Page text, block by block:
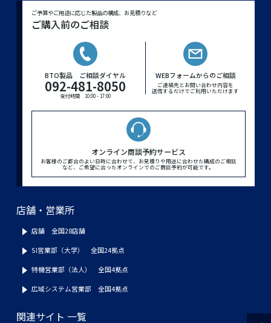
ご予算やご用途に応じた製品の構成、お見積りなど
ご購入前のご相談
BTO製品 ご相談ダイヤル
092-481-8050
受付時間 10:00 - 17:00
WEBフォームからのご相談
ご連絡先とお問い合わせ内容を
送信するだけでご利用いただけます
オンライン商談予約サービス
お客様のご都合のよい日時に合わせて、お見積りや用途に合わせた構成のご相談
など、ご希望に合ったオンラインでのご商談予約が可能です。
店舗・営業所
店舗 全国28店舗
SI営業部（大学） 全国24拠点
特機営業部（法人） 全国4拠点
広域システム営業部 全国4拠点
関連サイト 一覧